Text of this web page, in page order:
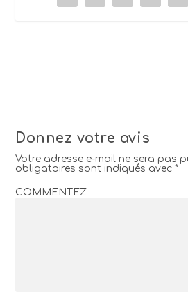
Donnez votre avis
Votre adresse e-mail ne sera pas
obligatoires sont indiqués avec*
COMMENTEZ